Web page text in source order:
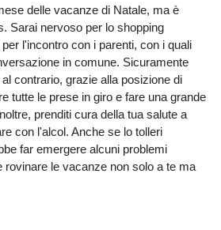
delle vacanze di Natale, ma è
Sarai nervoso per lo shopping
l'incontro con i parenti, con i quali
in comune. Sicuramente
contrario, grazie alla posizione di
tutte le prese in giro e fare una grande
prenditi cura della tua salute a
con l'alcol. Anche se lo tolleri
far emergere alcuni problemi
rovinare le vacanze non solo a te ma